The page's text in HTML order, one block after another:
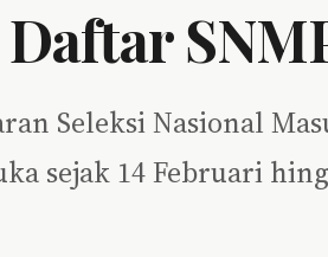
Seleksi Nasional
sejak 14 Februari